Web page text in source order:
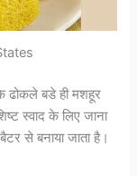
ढोकले बडे ही मशहूर
स्वाद के लिए जाना
से बनाया जाता है।